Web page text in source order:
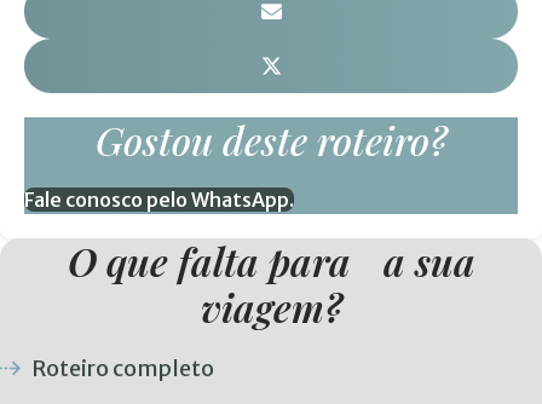
Gostou deste roteiro?
Fale conosco pelo WhatsApp.
O que falta para a sua
viagem?
Roteiro completo